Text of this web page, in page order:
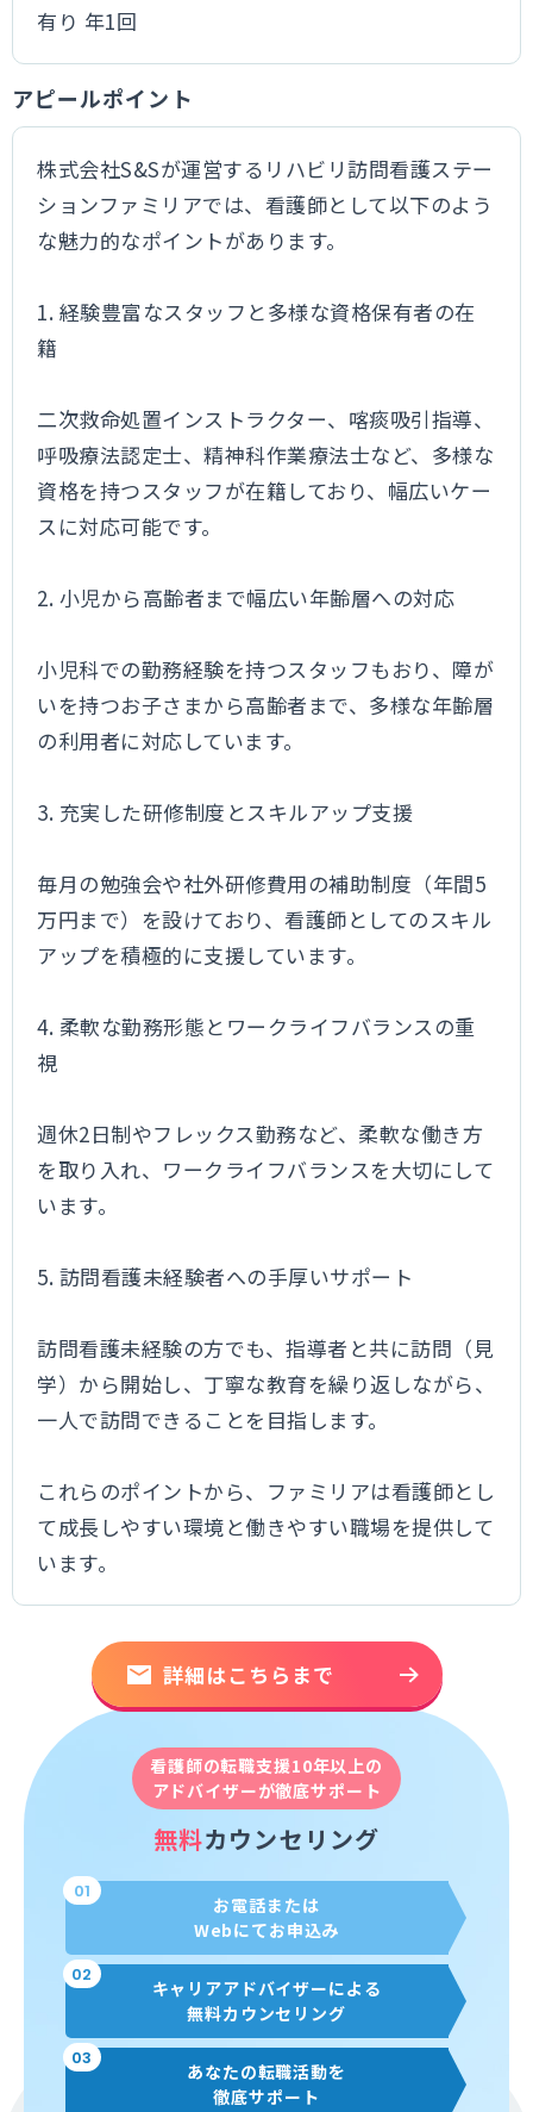
有り 年1回
アピールポイント
株式会社S&Sが運営するリハビリ訪問看護ステー
ションファミリアでは、看護師として以下のよう
な魅力的なポイントがあります。
1. 経験豊富なスタッフと多様な資格保有者の在
籍
二次救命処置インストラクター、喀痰吸引指導、
呼吸療法認定士、精神科作業療法士など、多様な
資格を持つスタッフが在籍しており、幅広いケー
スに対応可能です。
2. 小児から高齢者まで幅広い年齢層への対応
小児科での勤務経験を持つスタッフもおり、障が
いを持つお子さまから高齢者まで、多様な年齢層
の利用者に対応しています。
3. 充実した研修制度とスキルアップ支援
毎月の勉強会や社外研修費用の補助制度（年間5
万円まで）を設けており、看護師としてのスキル
アップを積極的に支援しています。
4. 柔軟な勤務形態とワークライフバランスの重
視
週休2日制やフレックス勤務など、柔軟な働き方
を取り入れ、ワークライフバランスを大切にして
います。
5. 訪問看護未経験者への手厚いサポート
訪問看護未経験の方でも、指導者と共に訪問（見
学）から開始し、丁寧な教育を繰り返しながら、
一人で訪問できることを目指します。
これらのポイントから、ファミリアは看護師とし
て成長しやすい環境と働きやすい職場を提供して
います。
詳細はこちらまで
看護師の転職支援10年以上の
アドバイザーが徹底サポート
無料カウンセリング
01
お電話または
Webにてお申込み
02
キャリアアドバイザーによる
無料カウンセリング
03
あなたの転職活動を
徹底サポート